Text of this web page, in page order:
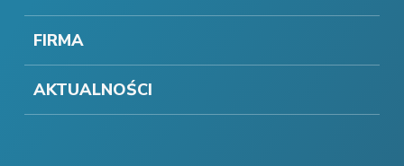
FIRMA
AKTUALNOŚCI